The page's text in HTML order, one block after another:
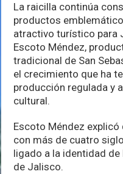
La raicilla continúa
productos
atractivo turístico para
Escoto Méndez,
tradicional de San
el crecimiento que ha
producción regulada y
cultural.
Escoto Méndez
con más de cuatro
ligado a la identidad
de Jalisco.